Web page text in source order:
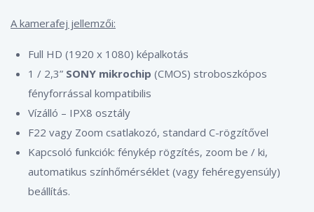
A kamerafej jellemzői:
Full HD (1920 x 1080) képalkotás
1 / 2,3” SONY mikrochip (CMOS) stroboszkópos
fényforrással kompatibilis
Vízálló – IPX8 osztály
F22 vagy Zoom csatlakozó, standard C-rögzítővel
Kapcsoló funkciók: fénykép rögzítés, zoom be / ki,
automatikus színhőmérséklet (vagy fehéregyensúly)
beállítás.